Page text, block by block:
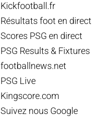
Kickfootball.fr
Résultats foot en direct
Scores PSG en direct
PSG Results & Fixtures
footballnews.net
PSG Live
Kingscore.com
Suivez nous Google